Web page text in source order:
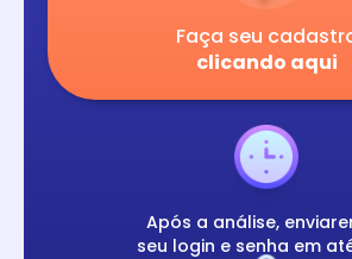
Faça seu
clicando aqui
Após a análise,
seu login e senha em